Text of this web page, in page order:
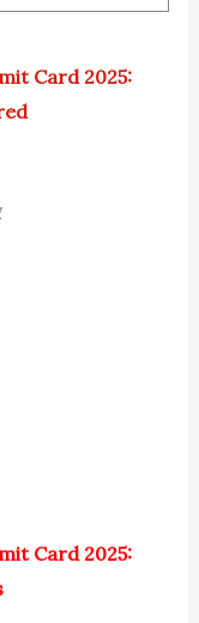
Card 2025:
Card 2025: